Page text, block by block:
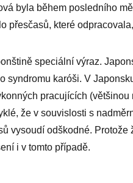
byla během posledního
přesčasů, které
speciální výraz.
syndromu karóši. V
pracujících
že v souvislosti s
vysoudí odškodné.
i v tomto případě.